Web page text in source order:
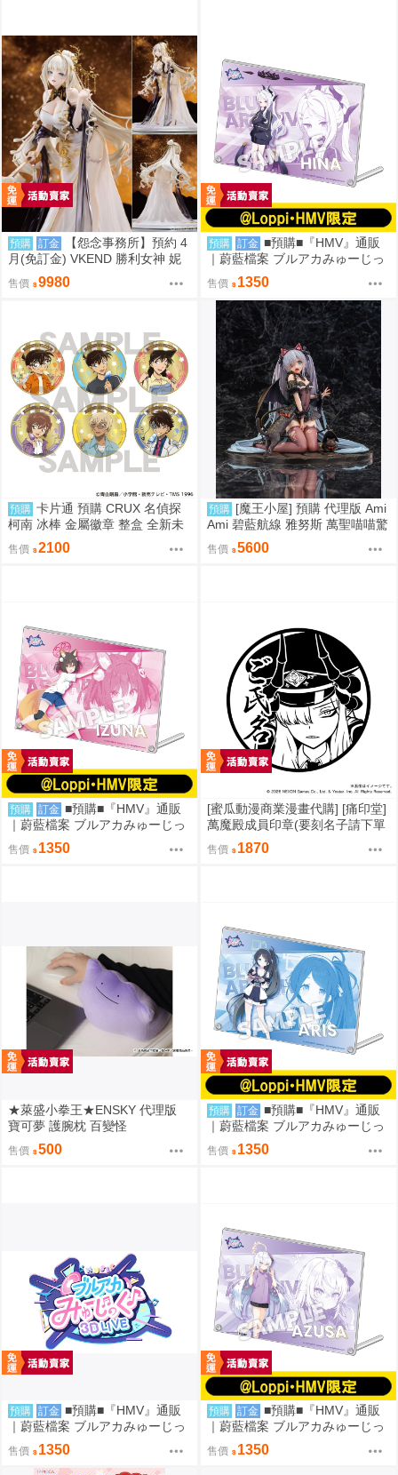
預購 訂金
【怨念事務所】預約 4
月(免訂金) VKEND 勝利女神 妮
姬 皇冠 榮耀之花 1/4 附特典 101
8
售價 9980
預購 訂金 ■預購■『HMV』通販
｜蔚藍檔案 ブルアカみゅーじっ
く♪3D LIVE『空崎陽奈&早瀨優
香&尾刃環奈&錠前沙織』壓克力
板。[0912]
售價 1350
預購 卡片通 預購 CRUX 名偵探
柯南 冰棒 金屬徽章 整盒 全新未
售價 2100
預購 [魔王小屋] 預購 代理版 Ami
Ami 碧藍航線 雅努斯 萬聖喵喵驚
悚夜ver.
售價 5600
預購 訂金 ■預購■『HMV』通販
｜蔚藍檔案 ブルアカみゅーじっ
く♪3D LIVE『忍術研究部』壓克
力板。[0912]
售價 1350
[蜜瓜動漫商業漫畫代購] [痛印堂]
萬魔殿成員印章(要刻名子請下單
備註)(預約至8/28)(12月預約)(蔚
藍檔案)
售價 1870
★萊盛小拳王★ENSKY 代理版
寶可夢 護腕枕 百變怪
售價 500
預購 訂金 ■預購■『HMV』通販
｜蔚藍檔案 ブルアカみゅーじっ
く♪3D LIVE『遊戲開發部』壓克
力板。[0912]
售價 1350
預購 訂金 ■預購■『HMV』通販
｜蔚藍檔案 ブルアカみゅーじっ
く♪3D LIVE『放學後甜點部』壓
克力板。[0912]
售價 1350
預購 訂金 ■預購■『HMV』通販
｜蔚藍檔案 ブルアカみゅーじっ
く♪3D LIVE『三一綜合學園補課
部』壓克力板。[0912]
售價 1350